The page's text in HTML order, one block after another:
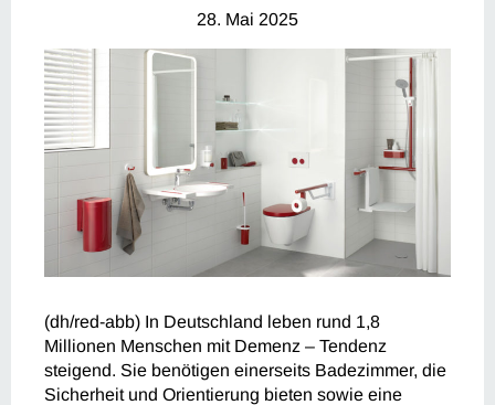
28. Mai 2025
(dh/red-abb) In Deutschland leben rund 1,8
Millionen Menschen mit Demenz – Tendenz
steigend. Sie benötigen einerseits Badezimmer, die
Sicherheit und Orientierung bieten sowie eine